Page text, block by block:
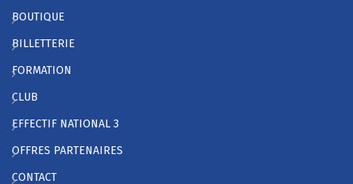
BOUTIQUE
BILLETTERIE
FORMATION
CLUB
EFFECTIF NATIONAL 3
OFFRES PARTENAIRES
CONTACT